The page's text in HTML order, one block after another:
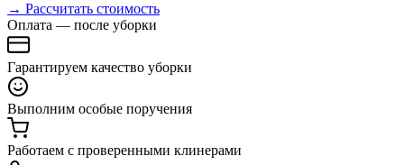
→ Рассчитать стоимость
Оплата — после уборки
Гарантируем качество уборки
Выполним особые поручения
Работаем с проверенными клинерами